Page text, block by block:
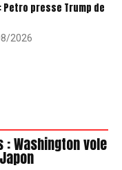
Petro presse Trump de
2026
: Washington vole